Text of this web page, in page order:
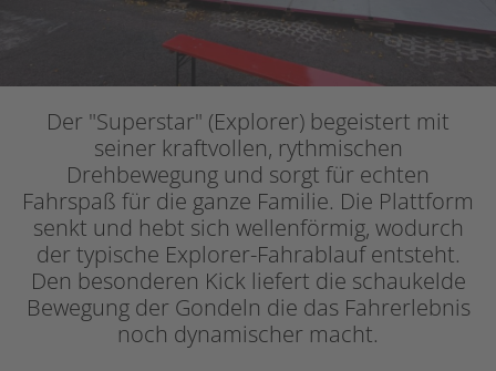
Der "Superstar" (Explorer) begeistert mit
seiner kraftvollen, rythmischen
Drehbewegung und sorgt für echten
Fahrspaß für die ganze Familie. Die Plattform
senkt und hebt sich wellenförmig, wodurch
der typische Explorer-Fahrablauf entsteht.
Den besonderen Kick liefert die schaukelde
Bewegung der Gondeln die das Fahrerlebnis
noch dynamischer macht.